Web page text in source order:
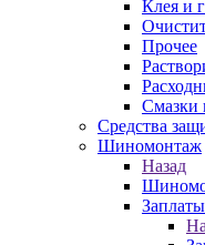
Клея и
Прочее
Смазки
Средства
Шиномонтаж
Назад